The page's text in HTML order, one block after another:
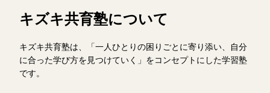
キズキ共育塾について
キズキ共育塾は、「一人ひとりの困りごとに寄り添い、自分
に合った学び方を見つけていく」をコンセプトにした学習塾
です。